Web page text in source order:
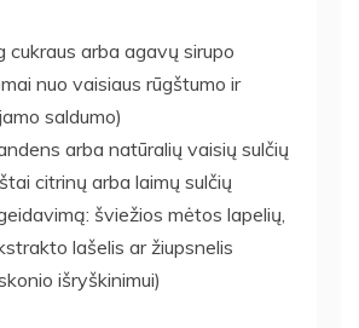
cukraus arba agavų sirupo
nuo vaisiaus rūgštumo ir
saldumo)
arba natūralių vaisių sulčių
citrinų arba laimų sulčių
šviežios mėtos lapelių,
lašelis ar žiupsnelis
išryškinimui)